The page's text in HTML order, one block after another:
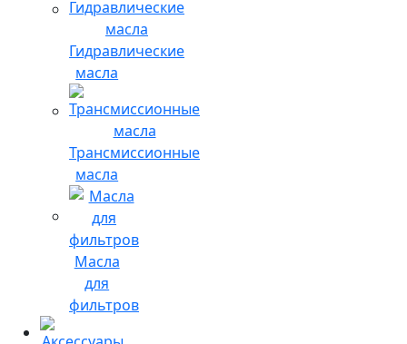
Гидравлические
масла
Трансмиссионные
масла
Масла
для
фильтров